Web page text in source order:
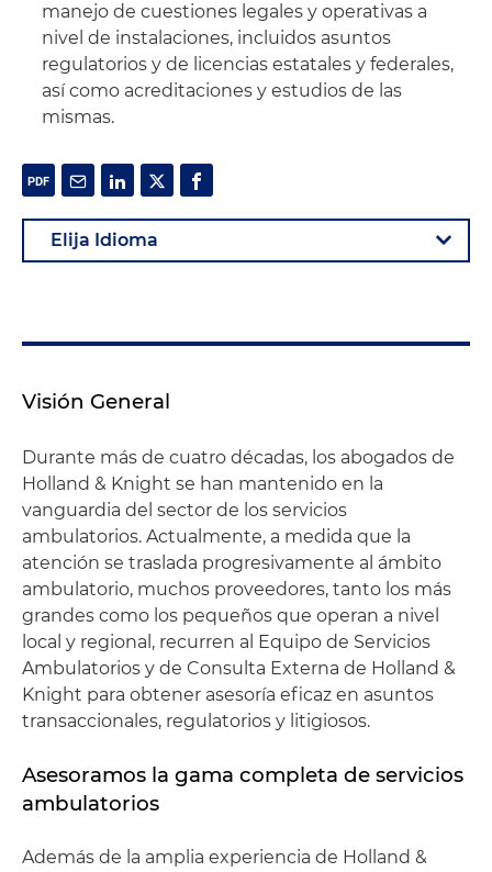
manejo de cuestiones legales y operativas a
nivel de instalaciones, incluidos asuntos
regulatorios y de licencias estatales y federales,
así como acreditaciones y estudios de las
mismas.
Visión General
Durante más de cuatro décadas, los abogados de
Holland & Knight se han mantenido en la
vanguardia del sector de los servicios
ambulatorios. Actualmente, a medida que la
atención se traslada progresivamente al ámbito
ambulatorio, muchos proveedores, tanto los más
grandes como los pequeños que operan a nivel
local y regional, recurren al Equipo de Servicios
Ambulatorios y de Consulta Externa de Holland &
Knight para obtener asesoría eficaz en asuntos
transaccionales, regulatorios y litigiosos.
Asesoramos la gama completa de servicios
ambulatorios
Además de la amplia experiencia de Holland &